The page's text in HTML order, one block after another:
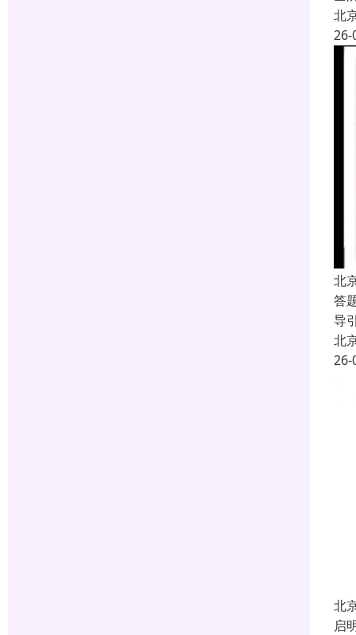
北
26-
北
答
导
北
26-
北
启